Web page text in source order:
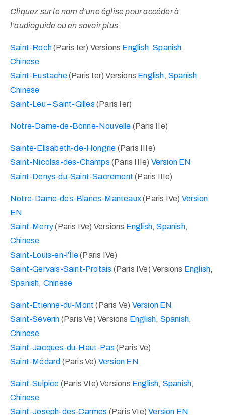
Cliquez sur le nom d’une église pour accéder à
l’audioguide ou en savoir plus.
Saint-Roch(Paris Ier) Versions English,Spanish,
Chinese
Saint-Eustache(Paris Ier) Versions English,Spanish,
Chinese
Saint-Leu – Saint-Gilles (Paris Ier)
Notre-Dame-de-Bonne-Nouvelle (Paris IIe)
Sainte-Elisabeth-de-Hongrie (Paris IIIe)
Saint-Nicolas-des-Champs (Paris IIIe) Version EN
Saint-Denys-du-Saint-Sacrement (Paris IIIe)
Notre-Dame-des-Blancs-Manteaux(Paris IVe) Version
EN
Saint-Merry(Paris IVe) Versions English,Spanish,
Chinese
Saint-Louis-en-l’Île(Paris IVe)
Saint-Gervais-Saint-Protais (Paris IVe) Versions English,
Spanish, Chinese
Saint-Etienne-du-Mont (Paris Ve) Version EN
Saint-Séverin (Paris Ve) Versions English, Spanish,
Chinese
Saint-Jacques-du-Haut-Pas (Paris Ve)
Saint-Médard (Paris Ve) Version EN
Saint-Sulpice (Paris VIe) Versions English, Spanish,
Chinese
Saint-Joseph-des-Carmes (Paris VIe)Version EN